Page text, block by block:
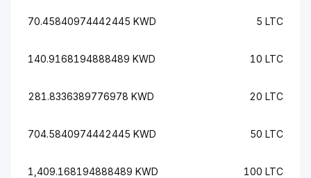
70.45840974442445 KWD 5 LTC
140.9168194888489 KWD 10 LTC
281.8336389776978 KWD 20 LTC
704.5840974442445 KWD 50 LTC
1,409.168194888489 KWD 100 LTC